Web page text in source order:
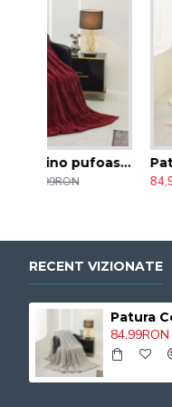
84,99RON
159,99RON
RECENT VIZIONATE
84,99RON